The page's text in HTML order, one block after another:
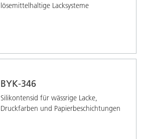
lösemittelhaltige Lacksysteme
BYK-346
Silikontensid für wässrige Lacke,
Druckfarben und Papierbeschichtungen